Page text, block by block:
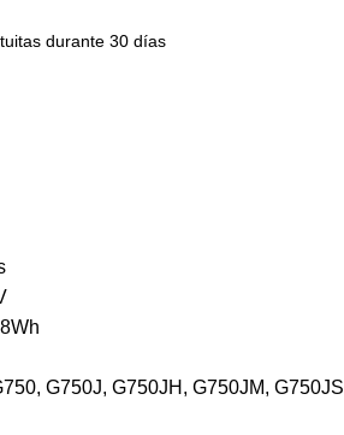
durante 30 días
G750J, G750JH, G750JM, G750JS